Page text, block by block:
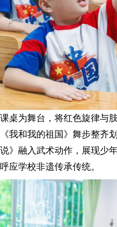
桌为舞台，将红色旋律与
我和我的祖国》舞步整齐
》融入武术动作，展现少
应学校非遗传承传统。